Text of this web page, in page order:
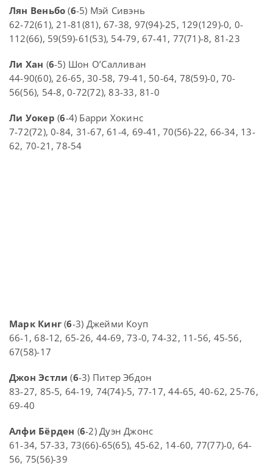
Лян Веньбо (6-5) Мэй Сивэнь
62-72(61), 21-81(81), 67-38, 97(94)-25, 129(129)-0, 0-
112(66), 59(59)-61(53), 54-79, 67-41, 77(71)-8, 81-23
Ли Хан (6-5) Шон О’Салливан
44-90(60), 26-65, 30-58, 79-41, 50-64, 78(59)-0, 70-
56(56), 54-8, 0-72(72), 83-33, 81-0
Ли Уокер (6-4) Барри Хокинс
7-72(72), 0-84, 31-67, 61-4, 69-41, 70(56)-22, 66-34, 13-
62, 70-21, 78-54
Марк Кинг (6-3) Джейми Коуп
66-1, 68-12, 65-26, 44-69, 73-0, 74-32, 11-56, 45-56,
67(58)-17
Джон Эстли (6-3) Питер Эбдон
83-27, 85-5, 64-19, 74(74)-5, 77-17, 44-65, 40-62, 25-76,
69-40
Алфи Бёрден (6-2) Дуэн Джонс
61-34, 57-33, 73(66)-65(65), 45-62, 14-60, 77(77)-0, 64-
56, 75(56)-39